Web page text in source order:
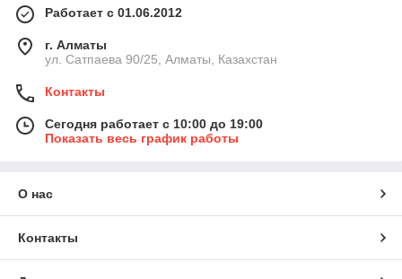
Работает с 01.06.2012
г. Алматы
ул. Сатпаева 90/25, Алматы, Казахстан
Контакты
Сегодня работает с 10:00 до 19:00
Показать весь график работы
О нас
Контакты